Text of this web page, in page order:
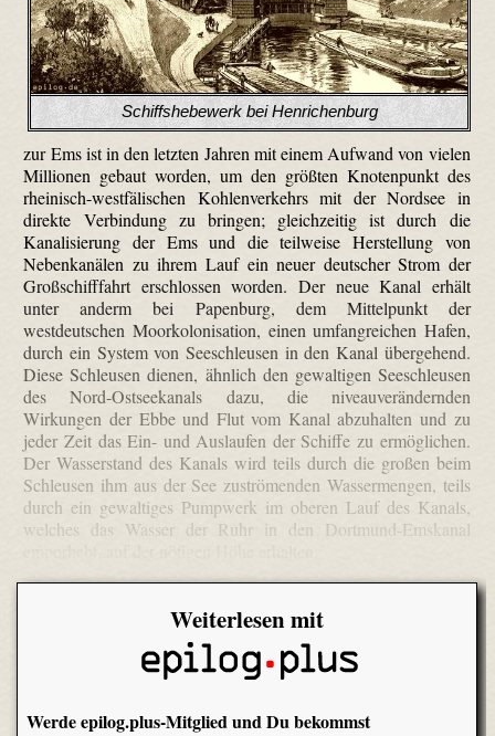
Schiffshebewerk bei Henrichenburg
zur Ems ist in den letzten Jahren mit einem Aufwand von vielen
Millionen gebaut worden, um den größten Knotenpunkt des
rheinisch-westfälischen Kohlenverkehrs mit der Nordsee in
direkte Verbindung zu bringen; gleichzeitig ist durch die
Kanalisierung der Ems und die teilweise Herstellung von
Nebenkanälen zu ihrem Lauf ein neuer deutscher Strom der
Großschifffahrt erschlossen worden. Der neue Kanal erhält
unter anderm bei Papenburg, dem Mittelpunkt der
westdeutschen Moorkolonisation, einen umfangreichen Hafen,
durch ein System von Seeschleusen in den Kanal übergehend.
Diese Schleusen dienen, ähnlich den gewaltigen Seeschleusen
des Nord-Ostseekanals dazu, die niveauverändernden
Wirkungen der Ebbe und Flut vom Kanal abzuhalten und zu
jeder Zeit das Ein- und Auslaufen der Schiffe zu ermöglichen.
Der Wasserstand des Kanals wird teils durch die großen beim
Schleusen ihm aus der See zuströmenden Wassermengen, teils
durch ein gewaltiges Pumpwerk im oberen Lauf des Kanals,
welches das Wasser der Ruhr in den Dortmund-Emskanal
Weiterlesen mit
Werde epilog.plus-Mitglied und Du bekommst